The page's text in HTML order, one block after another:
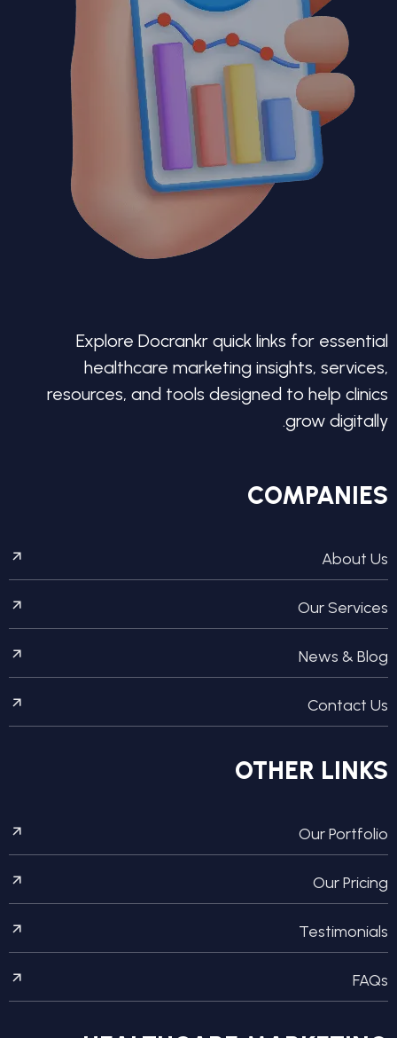
Explore Docrankr quick links for essential
healthcare marketing insights, services,
resources, and tools designed to help clinics
grow digitally.
COMPANIES
About Us
Our Services
News & Blog
Contact Us
OTHER LINKS
Our Portfolio
Our Pricing
Testimonials
FAQs